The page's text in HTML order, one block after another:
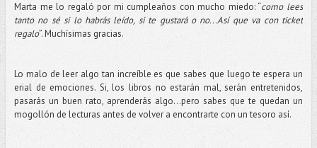
Marta me lo regaló por mi cumpleaños con mucho miedo: “como lees
tanto no sé si lo habrás leído, si te gustará o no...Así que va con ticket
regalo”. Muchísimas gracias.
Lo malo de leer algo tan increíble es que sabes que luego te espera un
erial de emociones. Si, los libros no estarán mal, serán entretenidos,
pasarás un buen rato, aprenderás algo…pero sabes que te quedan un
mogollón de lecturas antes de volver a encontrarte con un tesoro así.